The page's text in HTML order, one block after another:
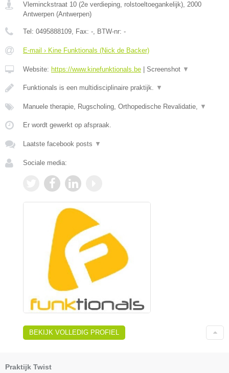
Vleminckstraat 10 (2e verdieping, rolstoeltoegankelijk), 2000
Antwerpen (Antwerpen)
Tel: 0495888109, Fax: -, BTW-nr: -
E-mail › Kine Funktionals (Nick de Backer)
Website: https://www.kinefunktionals.be Screenshot ▼
Funktionals is een multidisciplinaire praktijk. ▼
Manuele therapie, Rugscholing, Orthopedische Revalidatie, ▼
Er wordt gewerkt op afspraak.
Laatste facebook posts ▼
Sociale media:
BEKIJK VOLLEDIG PROFIEL
Praktijk Twist